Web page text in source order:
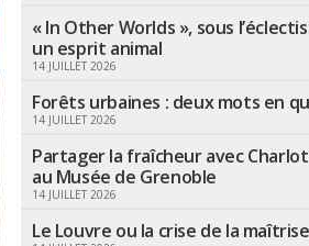
« In Other Worlds », sous
un esprit animal
14 JUILLET 2026
Forêts urbaines : deux mots en
14 JUILLET 2026
Partager la fraîcheur avec
au Musée de Grenoble
14 JUILLET 2026
Le Louvre ou la crise de la